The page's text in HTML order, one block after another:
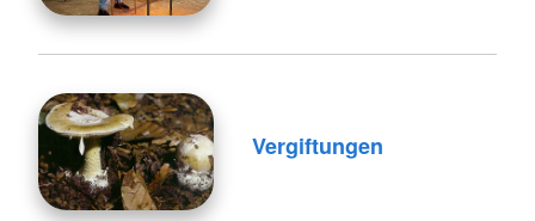
Vergiftungen